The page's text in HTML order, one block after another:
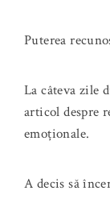
Puterea
La câteva zile
articol despre
emoționale.
A decis să